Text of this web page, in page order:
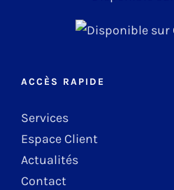
ACCÈS RAPIDE
Services
Espace Client
Actualités
Contact